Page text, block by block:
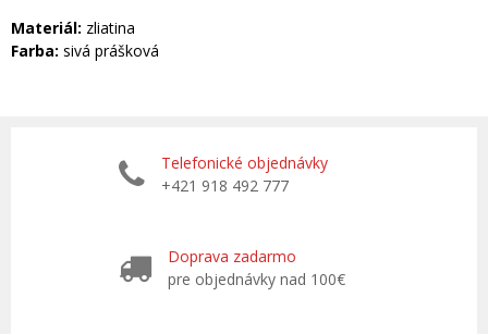
Materiál: zliatina
Farba: sivá prášková
Telefonické objednávky
+421 918 492 777
Doprava zadarmo
pre objednávky nad 100€